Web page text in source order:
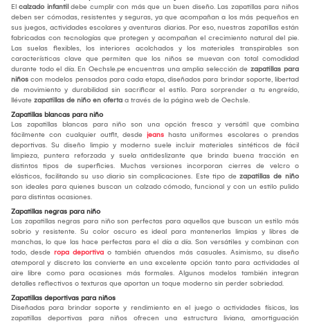
El calzado infantil debe cumplir con más que un buen diseño. Las zapatillas para niños
deben ser cómodas, resistentes y seguras, ya que acompañan a los más pequeños en
sus juegos, actividades escolares y aventuras diarias. Por eso, nuestras zapatillas están
fabricadas con tecnologías que protegen y acompañan el crecimiento natural del pie.
Las suelas flexibles, los interiores acolchados y los materiales transpirables son
características clave que permiten que los niños se muevan con total comodidad
durante todo el día. En Oechsle.pe encuentras una amplia selección de zapatillas para
niños con modelos pensados para cada etapa, diseñados para brindar soporte, libertad
de movimiento y durabilidad sin sacrificar el estilo. Para sorprender a tu engreído,
llévate zapatillas de niño en oferta a través de la página web de Oechsle.
Zapatillas blancas para niño
Las zapatillas blancas para niño son una opción fresca y versátil que combina
fácilmente con cualquier outfit, desde jeans hasta uniformes escolares o prendas
deportivas. Su diseño limpio y moderno suele incluir materiales sintéticos de fácil
limpieza, puntera reforzada y suela antideslizante que brinda buena tracción en
distintos tipos de superficies. Muchas versiones incorporan cierres de velcro o
elásticos, facilitando su uso diario sin complicaciones. Este tipo de zapatillas de niño
son ideales para quienes buscan un calzado cómodo, funcional y con un estilo pulido
para distintas ocasiones.
Zapatillas negras para niño
Las zapatillas negras para niño son perfectas para aquellos que buscan un estilo más
sobrio y resistente. Su color oscuro es ideal para mantenerlas limpias y libres de
manchas, lo que las hace perfectas para el día a día. Son versátiles y combinan con
todo, desde ropa deportiva o también atuendos más casuales. Asimismo, su diseño
atemporal y discreto las convierte en una excelente opción tanto para actividades al
aire libre como para ocasiones más formales. Algunos modelos también integran
detalles reflectivos o texturas que aportan un toque moderno sin perder sobriedad.
Zapatillas deportivas para niños
Diseñadas para brindar soporte y rendimiento en el juego o actividades físicas, las
zapatillas deportivas para niños ofrecen una estructura liviana, amortiguación